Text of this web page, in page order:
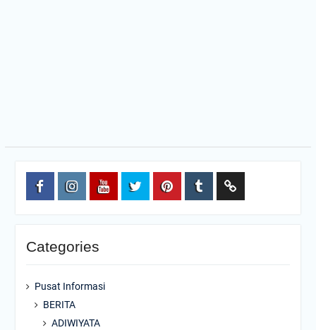
Categories
Pusat Informasi
BERITA
ADIWIYATA